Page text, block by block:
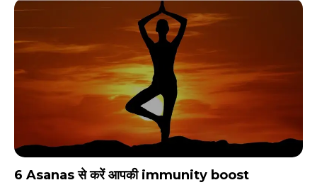
6 Asanas से करें आपकी immunity boost